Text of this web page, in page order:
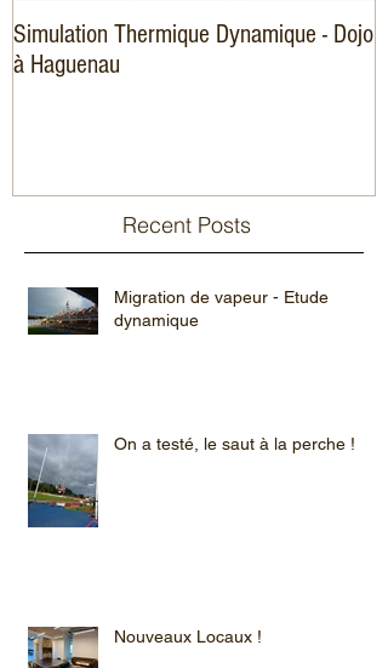
Simulation Thermique Dynamique - Dojo
à Haguenau
Recent Posts
Migration de vapeur - Etude
dynamique
On a testé, le saut à la perche !
Nouveaux Locaux !